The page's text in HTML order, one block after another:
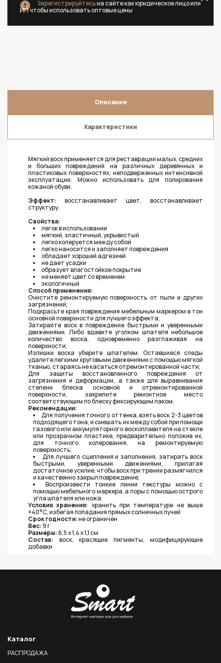
Зарегистрируйтесьна сайте как юридическое лицо или
ИП чтобы использовать оптовые цены
Описание
Характеристики
Мягкий воск применяется для реставрации малых, средних
и больших повреждений на различных деревянных и
пластиковых поверхностях, неподверженных интенсивной
эксплуатации. Можно использовать для полирования
кожаной обуви.
Эффект: восстанавливает цвет, восстанавливает
структуру.
Свойства:
легок в использовании
мягкий, эластичный, укрывистый
легко колеруется между собой
легко наносится и заполняет повреждения
обладает хорошей адгезией
не дает усадки
образует влагостойкое покрытие
не меняет цвет со временем
экологичный
Способ применения:
Очистите ремонтируемую поверхность от пыли и других
загрязнений;
Подкрасьте края повреждения мебельным маркером в тон
основной поверхности для лучшего эффекта;
Затирайте воск в повреждение быстрыми и уверенными
движениями. Либо вдавите уголком шпателя небольшое
количество воска, одновременно разглаживая на
поверхности;
Излишки воска уберите шпателем. Оставшиеся следы
удалите легкими круговыми движениями с помощью мягкой
тканью, стараясь не касаться отремонтированной части;
Для защиты восстановленного повреждения от
загрязнения и деформации, а также для выравнивания
степени блеска основной и отремонтированной
поверхности, закрепите ремонтное место
соответствующим по блеску фиксирующим лаком.
Рекомендации:
Для получения точного оттенка, взять воск 2-3 цветов
подходящего тона, и смешать их между собой при помощи
газового или аккумуляторного воскоплавителя на стекле
или прозрачном пластике, предварительно положив их,
для точного колерования, на ремонтируемую
поверхность;
Для лучшего сцепления и заполнения, затирать воск
быстрыми, уверенными движениями, прилагая
достаточное усилие, чтобы воск при трении размягчился
и качественно закрыл повреждение;
Воспроизвести тонкие линии текстуры можно с
помощью мебельного маркера, а поры с помощью острого
угла шпателя или ножа.
Условия хранения: хранить при температуре не выше
+40°С, избегая попадания прямых солнечных лучей
Срок годности:не ограничен
Вес:9 г
Размеры:6,5 х 1,4 х 1,1 см
Состав: воск, красящие пигменты, модифицирующие
добавки
Каталог
РАСПРОДАЖА